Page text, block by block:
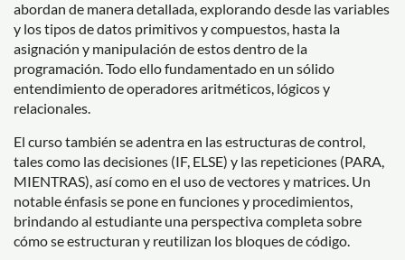
abordan de manera detallada, explorando desde las variables
y los tipos de datos primitivos y compuestos, hasta la
asignación y manipulación de estos dentro de la
programación. Todo ello fundamentado en un sólido
entendimiento de operadores aritméticos, lógicos y
relacionales.
El curso también se adentra en las estructuras de control,
tales como las decisiones (IF, ELSE) y las repeticiones (PARA,
MIENTRAS), así como en el uso de vectores y matrices. Un
notable énfasis se pone en funciones y procedimientos,
brindando al estudiante una perspectiva completa sobre
cómo se estructuran y reutilizan los bloques de código.